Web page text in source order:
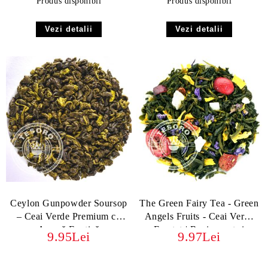
Vezi detalii Vezi detalii
Ceylon Gunpowder Soursop
– Ceai Verde Premium cu
Aromă Exotică
9.95Lei
The Green Fairy Tea - Green
Angels Fruits - Ceai Verde
Fructat | Revigorant și
Exotic
9.97Lei